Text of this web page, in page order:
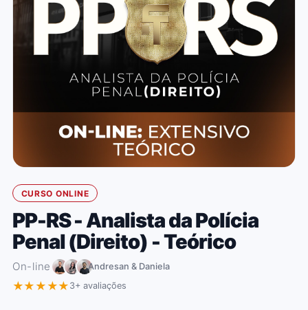
CURSO ONLINE
PP-RS - Analista da Polícia
Penal (Direito) - Teórico
On-line Andresan & Daniela
★★★★★ 3+ avaliações